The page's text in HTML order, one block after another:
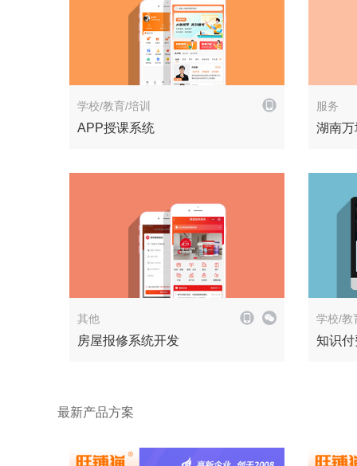
解决方案
学校/教育/培训
APP授课系统
服务
湖南
解决方案
其他
房屋报修系统开发
学校/教
知识
最新产品方案